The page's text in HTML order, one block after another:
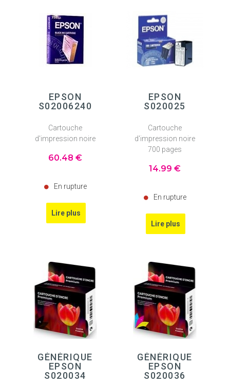
EPSON
S02006240
Cartouche
d'impression noire
60.48 €
En rupture
EPSON
S020025
Cartouche
d'impression noire
700 pages
14.99 €
En rupture
GÉNÉRIQUE
EPSON
S020034
GÉNÉRIQUE
EPSON
S020036